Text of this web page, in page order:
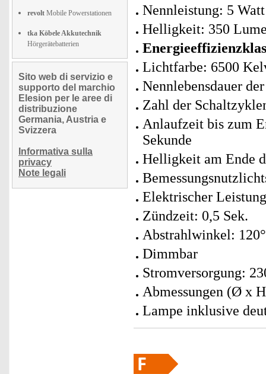
revolt Mobile Powerstationen
tka Köbele Akkutechnik
Hörgerätebatterien
Sito web di servizio e
supporto del marchio
Elesion per le aree di
distribuzione
Germania, Austria e
Svizzera
Informativa sulla
privacy
Note legali
Nennleistung: 5 Watt
Helligkeit: 350
Lichtfarbe: 6500
Nennlebensdauer
Zahl der
Anlaufzeit bis zum
Sekunde
Helligkeit am Ende
Elektrischer
Zündzeit: 0,5 Sek.
Abstrahlwinkel: 120°
Dimmbar
Stromversorgung:
Abmessungen (Ø x
Lampe inklusive